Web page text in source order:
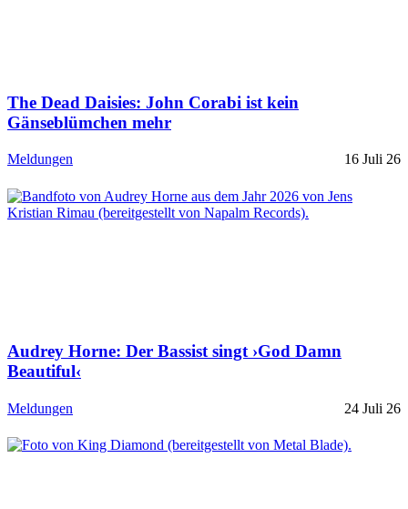
The Dead Daisies: John Corabi ist kein
Gänseblümchen mehr
Meldungen 16 Juli 26
Audrey Horne: Der Bassist singt ›God Damn
Beautiful‹
Meldungen 24 Juli 26